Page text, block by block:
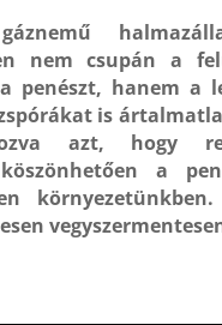
nem csupán a
penészt, hanem a
is
azt, hogy
a